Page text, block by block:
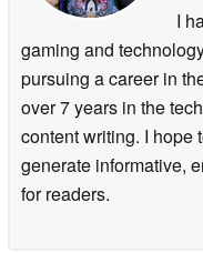
I
gaming and
pursuing a career in
over 7 years in the
content writing. I hope
generate informative,
for readers.